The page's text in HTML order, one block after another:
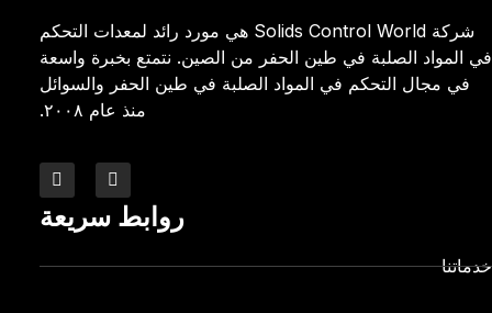
شركة Solids Control World هي مورد رائد لمعدات التحكم
في المواد الصلبة في طين الحفر من الصين. نتمتع بخبرة واسعة
في مجال التحكم في المواد الصلبة في طين الحفر والسوائل
منذ عام ٢٠٠٨.
روابط سريعة
خدماتنا